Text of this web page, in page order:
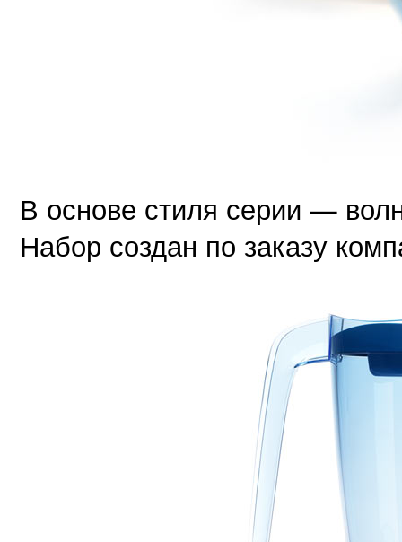
В основе стиля серии —
Набор создан по заказу